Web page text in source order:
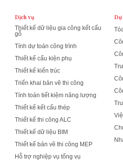
Dịch vụ
Thiết kế dữ liệu gia công kết cấu
gỗ
Tính dự toán công trình
Thiết kế cấu kiện phụ
Thiết kế kiến trúc
Triển khai bản vẽ thi công
Tính toán tiết kiệm năng lượng
Thiết kế kết cấu thép
Thiết kế thi công ALC
Thiết kế dữ liệu BIM
Thiết kế bản vẽ thi công MEP
Hỗ trợ nghiệp vụ tổng vụ
Dự